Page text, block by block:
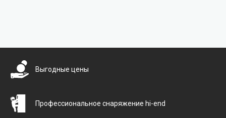
Выгодные цены
Профессиональное снаряжение hi-end